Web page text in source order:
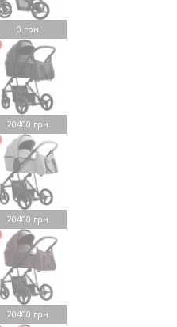
0 грн.
20400 грн.
20400 грн.
20400 грн.